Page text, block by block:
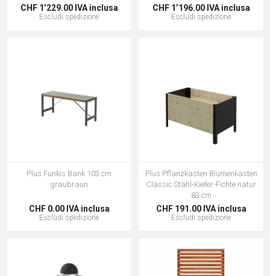
CHF 1’229.00 IVA inclusa
Escludi spedizione
CHF 1’196.00 IVA inclusa
Escludi spedizione
Plus Funkis Bank 103 cm
graubraun
CHF 0.00 IVA inclusa
Escludi spedizione
Plus Pflanzkasten Blumenkasten
Classic Stahl-Kiefer-Fichte natur
83 cm
CHF 191.00 IVA inclusa
Escludi spedizione